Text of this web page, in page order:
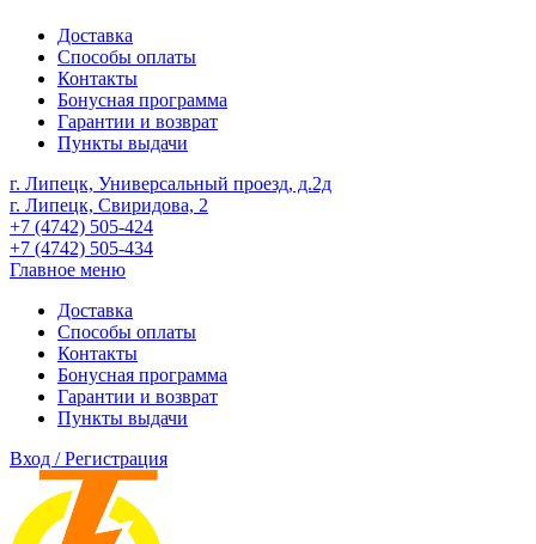
Доставка
Способы оплаты
Контакты
Бонусная программа
Гарантии и возврат
Пункты выдачи
г. Липецк, Универсальный проезд, д.2д
г. Липецк, Свиридова, 2
+7 (4742) 505-424
+7 (4742) 505-434
Главное меню
Доставка
Способы оплаты
Контакты
Бонусная программа
Гарантии и возврат
Пункты выдачи
Вход / Регистрация